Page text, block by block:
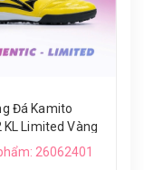
Đá Kamito
Limited Vàng
26062401